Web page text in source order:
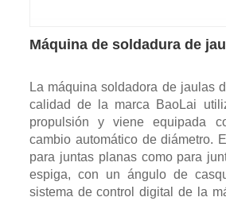
Máquina de soldadura de
La máquina soldadora de jaulas
calidad de la marca BaoLai
propulsión y viene equipada
cambio automático de diámetro.
para juntas planas como para
espiga, con un ángulo de
sistema de control digital de la